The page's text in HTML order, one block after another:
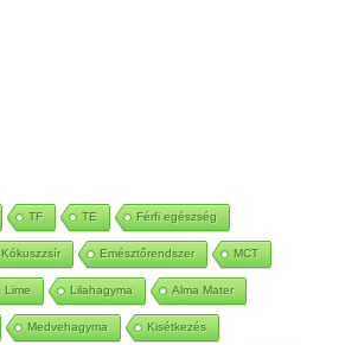
TF TE Férfi egészség
Kókuszzsír Emésztőrendszer MCT
Lime Lilahagyma Alma Mater
Medvehagyma Kisétkezés